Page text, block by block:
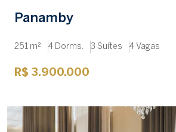
Panamby
251 m² 4 Dorms. 3 Suítes 4 Vagas
R$ 3.900.000